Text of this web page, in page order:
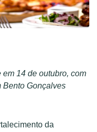
14 de outubro, com
Bento Gonçalves
da